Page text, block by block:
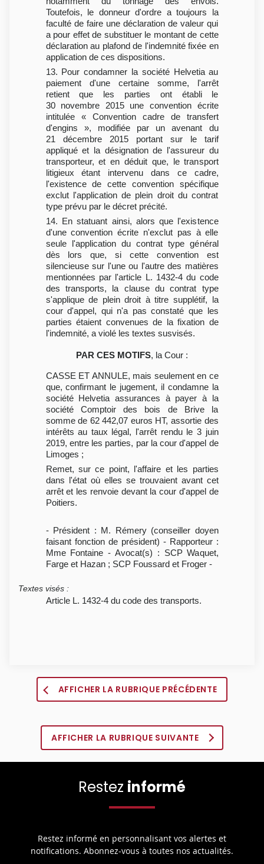
Toutefois, le donneur d'ordre a toujours la
faculté de faire une déclaration de valeur qui
a pour effet de substituer le montant de cette
déclaration au plafond de l'indemnité fixée en
application de ces dispositions.
13. Pour condamner la société Helvetia au
paiement d'une certaine somme, l'arrêt
retient que les parties ont établi le
30 novembre 2015 une convention écrite
intitulée « Convention cadre de transfert
d'engins », modifiée par un avenant du
21 décembre 2015 portant sur le tarif
appliqué et la désignation de l'assureur du
transporteur, et en déduit que, le transport
litigieux étant intervenu dans ce cadre,
l'existence de cette convention spécifique
exclut l'application de plein droit du contrat
type prévu par le décret précité.
14. En statuant ainsi, alors que l'existence
d'une convention écrite n'exclut pas à elle
seule l'application du contrat type général
dès lors que, si cette convention est
silencieuse sur l'une ou l'autre des matières
mentionnées par l'article L. 1432-4 du code
des transports, la clause du contrat type
s'applique de plein droit à titre supplétif, la
cour d'appel, qui n'a pas constaté que les
parties étaient convenues de la fixation de
l'indemnité, a violé les textes susvisés.
PAR CES MOTIFS, la Cour :
CASSE ET ANNULE, mais seulement en ce
que, confirmant le jugement, il condamne la
société Helvetia assurances à payer à la
société Comptoir des bois de Brive la
somme de 62 442,07 euros HT, assortie des
intérêts au taux légal, l'arrêt rendu le 3 juin
2019, entre les parties, par la cour d'appel de
Limoges ;
Remet, sur ce point, l'affaire et les parties
dans l'état où elles se trouvaient avant cet
arrêt et les renvoie devant la cour d'appel de
Poitiers.
- Président : M. Rémery (conseiller doyen
faisant fonction de président) - Rapporteur :
Mme Fontaine - Avocat(s) : SCP Waquet,
Farge et Hazan ; SCP Foussard et Froger -
Textes visés :
Article L. 1432-4 du code des transports.
AFFICHER LA RUBRIQUE PRÉCÉDENTE
AFFICHER LA RUBRIQUE SUIVANTE
Restez informé
Restez informé en personnalisant vos alertes et
notifications. Abonnez-vous à toutes nos actualités.